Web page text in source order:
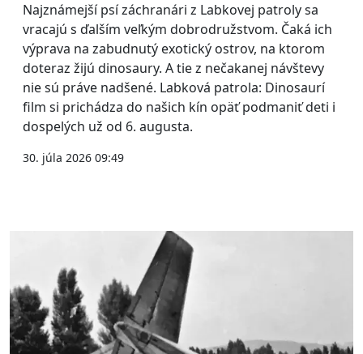
Najznámejší psí záchranári z Labkovej patroly sa
vracajú s ďalším veľkým dobrodružstvom. Čaká ich
výprava na zabudnutý exotický ostrov, na ktorom
doteraz žijú dinosaury. A tie z nečakanej návštevy
nie sú práve nadšené. Labková patrola: Dinosaurí
film si prichádza do našich kín opäť podmaniť deti i
dospelých už od 6. augusta.
30. júla 2026 09:49